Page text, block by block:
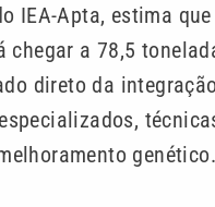
IEA-Apta, estima
chegar a 78,5
direto da
genético.